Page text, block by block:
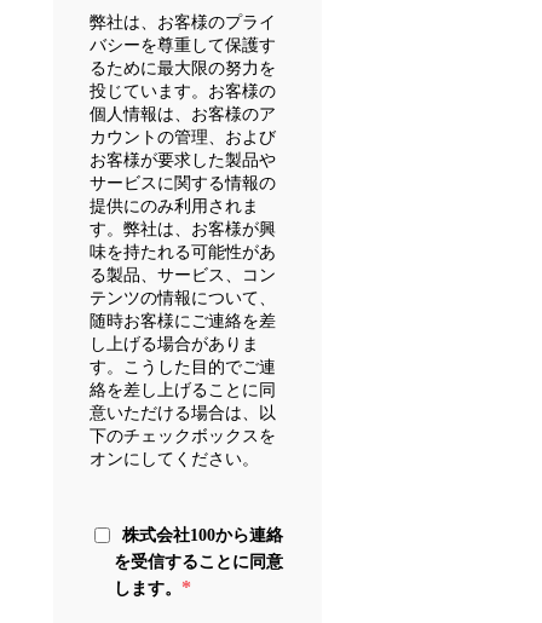
弊社は、お客様のプライ
バシーを尊重して保護す
るために最大限の努力を
投じています。お客様の
個人情報は、お客様のア
カウントの管理、および
お客様が要求した製品や
サービスに関する情報の
提供にのみ利用されま
す。弊社は、お客様が興
味を持たれる可能性があ
る製品、サービス、コン
テンツの情報について、
随時お客様にご連絡を差
し上げる場合がありま
す。こうした目的でご連
絡を差し上げることに同
意いただける場合は、以
下のチェックボックスを
オンにしてください。
株式会社100から連絡
を受信することに同意
します。 *